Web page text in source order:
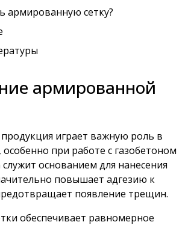
армированную сетку?
армированной
играет важную роль в
особенно при работе с газобетоном
основанием для нанесения
повышает адгезию к
появление трещин.
обеспечивает равномерное